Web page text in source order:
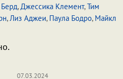
,Джессика Клемент,Тим
,Лиз Аджеи, Паула Бодро, Майкл
07.03.2024